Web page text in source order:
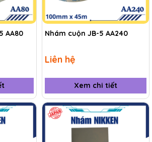
AA80 Nhám cuộn JB-5 AA240
Liên hệ
Xem chi tiết